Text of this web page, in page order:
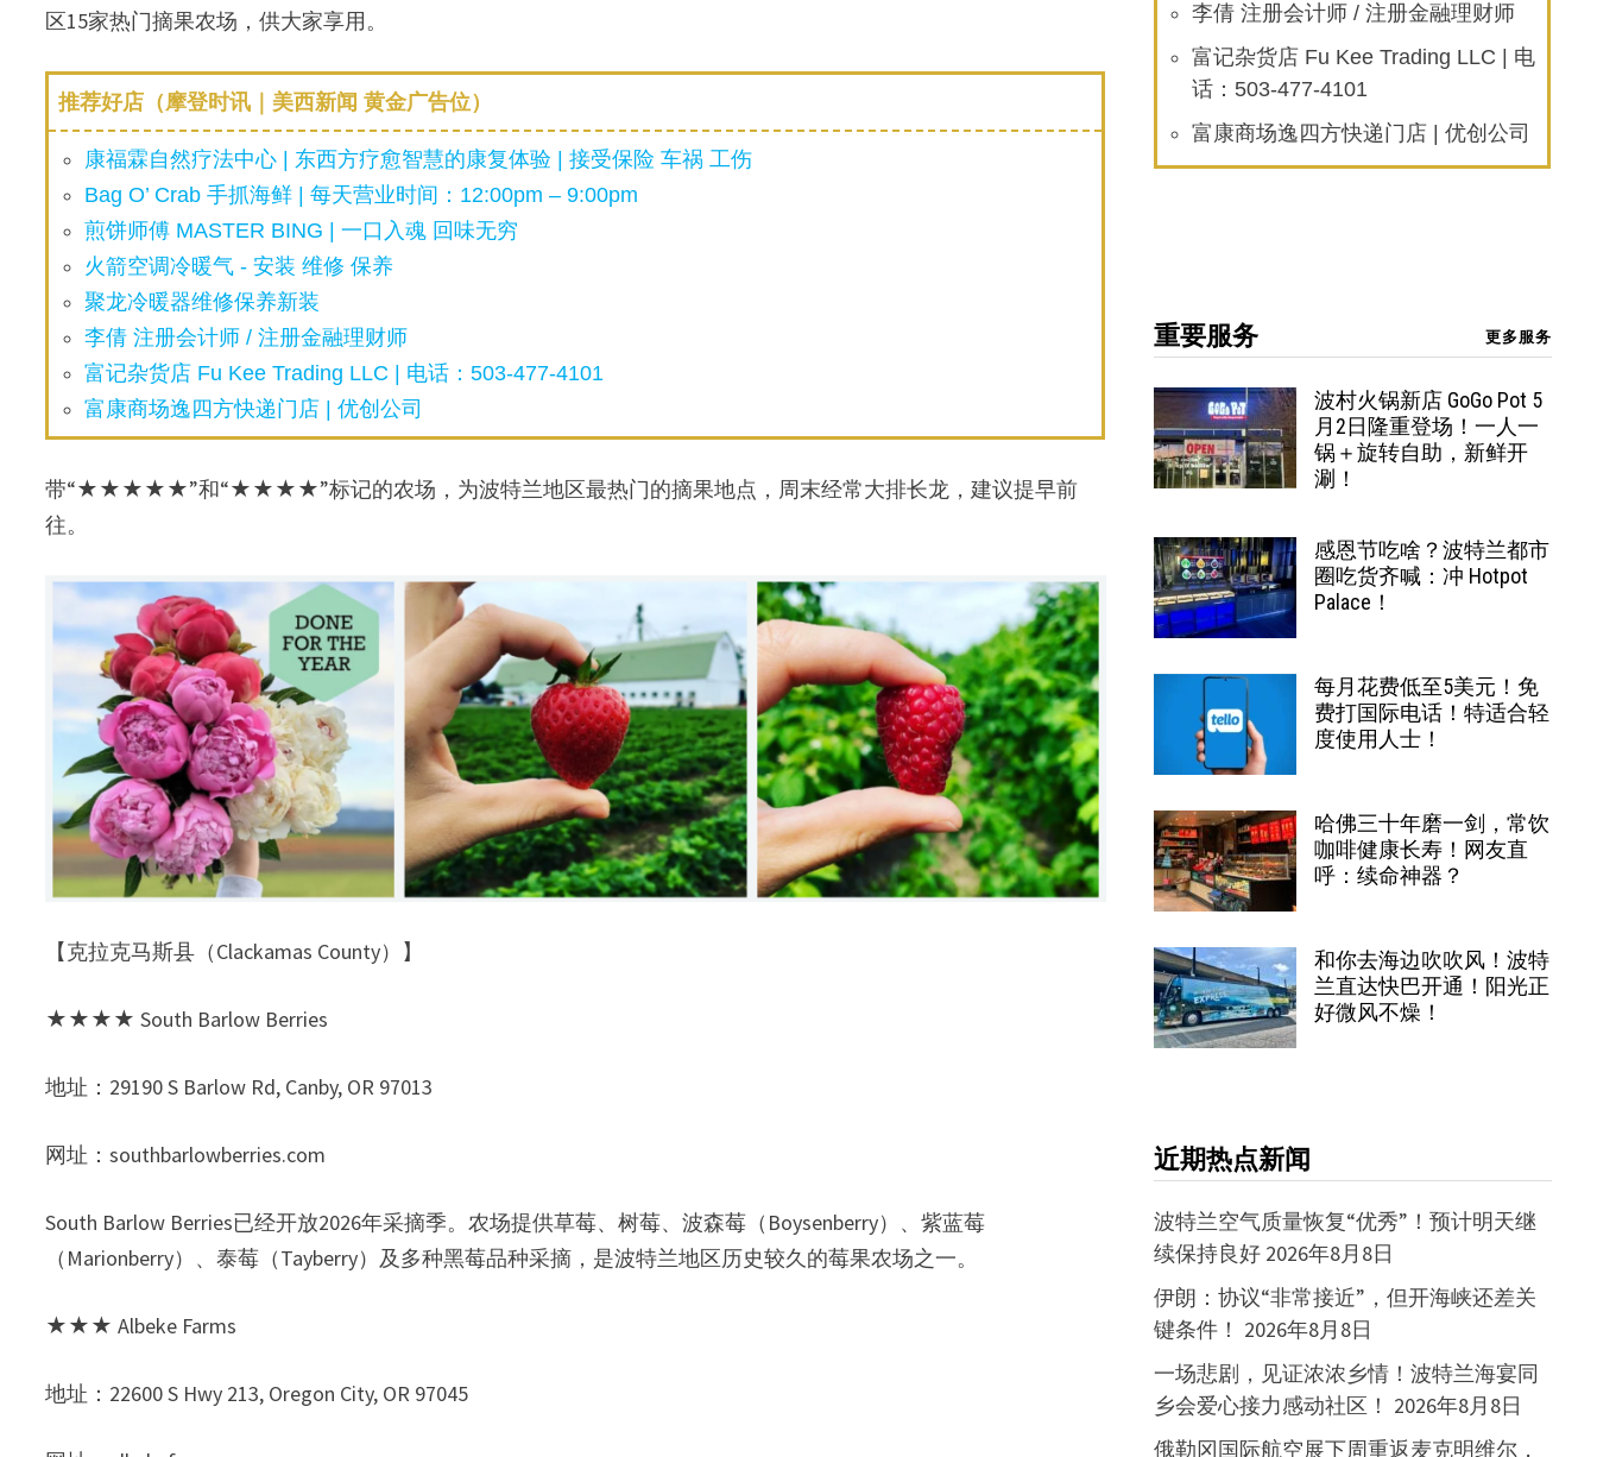
区15家热门摘果农场，供大家享用。
推荐好店（摩登时讯｜美西新闻 黄金广告位）
康福霖自然疗法中心 | 东西方疗愈智慧的康复体验 | 接受保险 车祸 工伤
Bag O’ Crab 手抓海鲜 | 每天营业时间：12:00pm – 9:00pm
煎饼师傅 MASTER BING | 一口入魂 回味无穷
火箭空调冷暖气 - 安装 维修 保养
聚龙冷暖器维修保养新装
李倩 注册会计师 / 注册金融理财师
富记杂货店 Fu Kee Trading LLC | 电话：503-477-4101
富康商场逸四方快递门店 | 优创公司
带“★★★★★”和“★★★★”标记的农场，为波特兰地区最热门的摘果地点，周末经常大排长龙，建议提早前
往。
【克拉克马斯县（Clackamas County）】
★★★★ South Barlow Berries
地址：29190 S Barlow Rd, Canby, OR 97013
网址：southbarlowberries.com
South Barlow Berries已经开放2026年采摘季。农场提供草莓、树莓、波森莓（Boysenberry）、紫蓝莓
（Marionberry）、泰莓（Tayberry）及多种黑莓品种采摘，是波特兰地区历史较久的莓果农场之一。
★★★ Albeke Farms
地址：22600 S Hwy 213, Oregon City, OR 97045
李倩 注册会计师 / 注册金融理财师
富记杂货店 Fu Kee Trading LLC | 电
话：503-477-4101
富康商场逸四方快递门店 | 优创公司
重要服务 更多服务
波村火锅新店 GoGo Pot 5
月2日隆重登场！一人一
锅＋旋转自助，新鲜开
涮！
感恩节吃啥？波特兰都市
圈吃货齐喊：冲 Hotpot
Palace！
每月花费低至5美元！免
费打国际电话！特适合轻
度使用人士！
哈佛三十年磨一剑，常饮
咖啡健康长寿！网友直
呼：续命神器？
和你去海边吹吹风！波特
兰直达快巴开通！阳光正
好微风不燥！
近期热点新闻
波特兰空气质量恢复“优秀”！预计明天继
续保持良好 2026年8月8日
伊朗：协议“非常接近”，但开海峡还差关
键条件！ 2026年8月8日
一场悲剧，见证浓浓乡情！波特兰海宴同
乡会爱心接力感动社区！ 2026年8月8日
俄勒冈国际航空展下周重返麦克明维尔，